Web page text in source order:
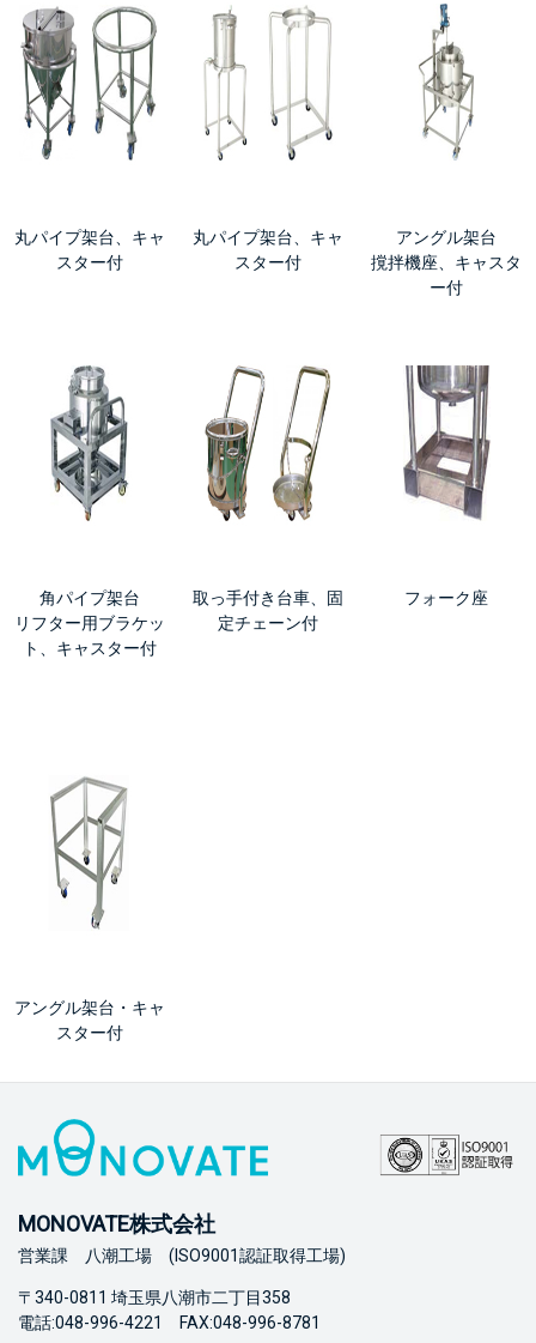
丸パイプ架台、キャ
スター付
丸パイプ架台 、キャ
スター付
アングル架台
撹拌機座、キャスタ
ー付
角パイプ架台
リフター用ブラケッ
ト、キャスター付
取っ手付き台車、固
定チェーン付
フォーク座
アングル架台・キャ
スター付
MONOVATE株式会社
営業課 八潮工場 (ISO9001認証取得工場)
〒340-0811 埼玉県八潮市二丁目358
電話:048-996-4221 FAX:048-996-8781